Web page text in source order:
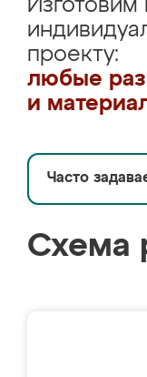
Изготовим
проекту:
любые
и
Часто
Схема